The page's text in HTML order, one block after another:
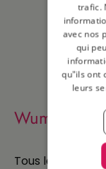
Wumby
Tous les produits
trafic.
avec nos
qui
qu"ils ont
leurs